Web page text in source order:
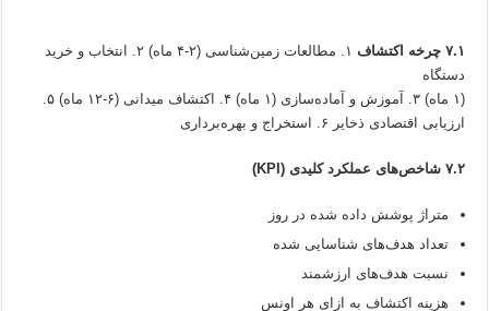
۷.۱ چرخه اکتشاف
۱. مطالعات زمین‌شناسی (۲-۴ ماه) ۲. انتخاب و خرید
دستگاه
(۱ ماه) ۳. آموزش و آماده‌سازی (۱ ماه) ۴. اکتشاف میدانی (۶-۱۲ ماه) ۵.
ارزیابی اقتصادی ذخایر ۶. استخراج و بهره‌برداری
۷.۲ شاخص‌های عملکرد کلیدی (KPI)
متراژ پوشش داده شده در روز
تعداد هدف‌های شناسایی شده
نسبت هدف‌های ارزشمند
هزینه اکتشاف به ازای هر اونس